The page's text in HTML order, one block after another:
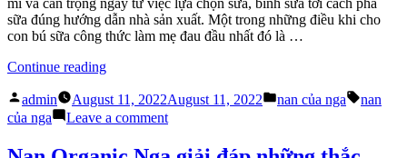
với
sức
bé?”
có
tác
dụng
sức
khỏe
bé?
sữa đúng hướng dẫn nhà sản xuất. Một trong những điều khi cho
con bú sữa công thức làm mẹ đau đầu nhất đó là …
Continue reading“Nan
Nga
hướng
cách
Posted
by
admin August 11, 2022August 11, 2022
Posted
nan của nga Tags:
nan
của nga
Leave a commenton
Organic